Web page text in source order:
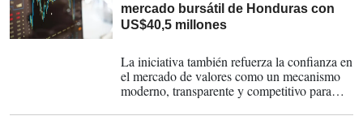
mercado bursátil de Honduras con
US$40,5 millones
La iniciativa también refuerza la confianza en
el mercado de valores como un mecanismo
moderno, transparente y competitivo para